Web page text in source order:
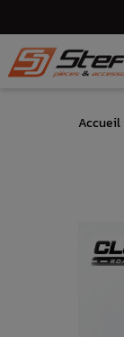
Accueil